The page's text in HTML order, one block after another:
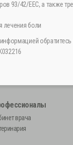
93/42/ЕЕС, а также
лечения боли
врача